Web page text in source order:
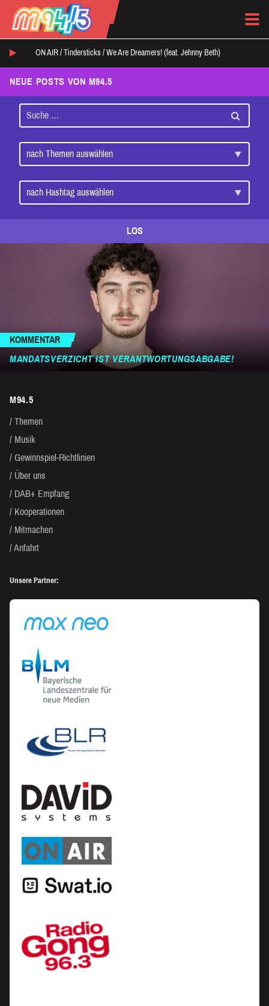
ON AIR / Tindersticks / We Are Dreamers! (feat. Jehnny Beth)
NEUE POSTS VON M94.5
LOS
KOMMENTAR
MANDATSVERZICHT IST VERANTWORTUNGSABGABE!
M94.5
Themen
Musik
Gewinnspiel-Richtlinien
Über uns
DAB+ Empfang
Kooperationen
Mitmachen
Anfahrt
Unsere Partner: